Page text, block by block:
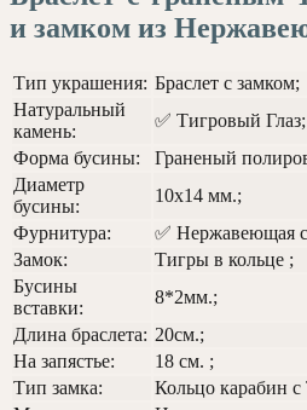
и замком из
Тип украшения: Браслет с замком;
Натуральный
камень:
✅ Тигровый Глаз;
Форма бусины:
Граненый
Диаметр
бусины:
10х14 мм.;
Фурнитура:
✅ Нержавеющая
Замок:
Тигры в кольце ;
Бусины
вставки:
8*2мм.;
Длина браслета: 20см.;
На запястье:
18 см. ;
Тип замка:
Кольцо карабин